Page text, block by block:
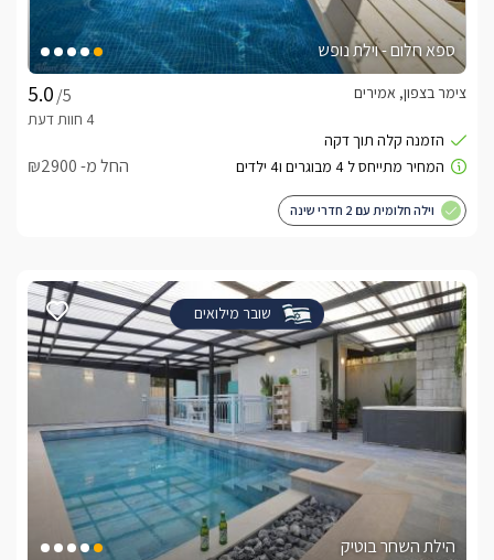
ספא חלום - וילת נופש
/5
צימר בצפון, אמירים
החל מ- ₪2900
וילה חלומית עם 2 חדרי שינה
שובר מילואים
הילת השחר בוטיק